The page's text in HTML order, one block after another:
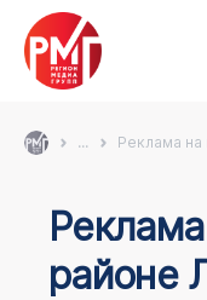
... Реклама на
районе